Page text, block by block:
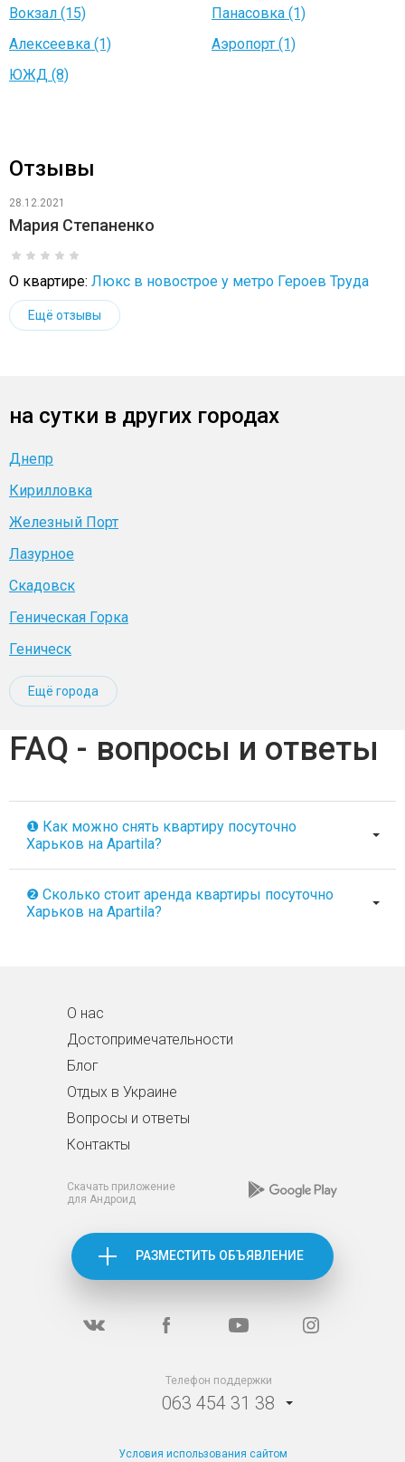
Вокзал (15)
Панасовка (1)
Алексеевка (1)
Аэропорт (1)
ЮЖД (8)
Отзывы
28.12.2021
Мария Степаненко
О квартире: Люкс в новострое у метро Героев Труда
Ещё отзывы
на сутки в других городах
Днепр
Кирилловка
Железный Порт
Лазурное
Скадовск
Геническая Горка
Геническ
Ещё города
FAQ - вопросы и ответы
❶ Как можно снять квартиру посуточно
Харьков на Apartila?
❷ Сколько стоит аренда квартиры посуточно
Харьков на Apartila?
О нас
Достопримечательности
Блог
Отдых в Украине
Вопросы и ответы
Контакты
Скачать приложение
для Андроид
РАЗМЕСТИТЬ ОБЪЯВЛЕНИЕ
Телефон поддержки
063 454 31 38
Условия использования сайтом